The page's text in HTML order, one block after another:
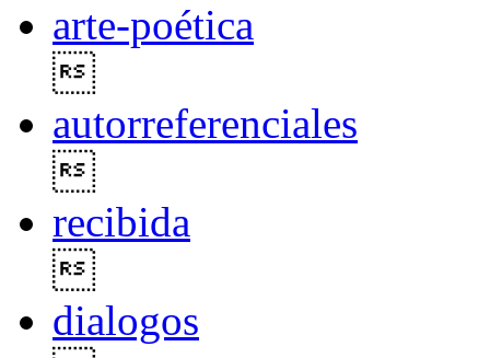
arte-poética
autorreferenciales
recibida
dialogos